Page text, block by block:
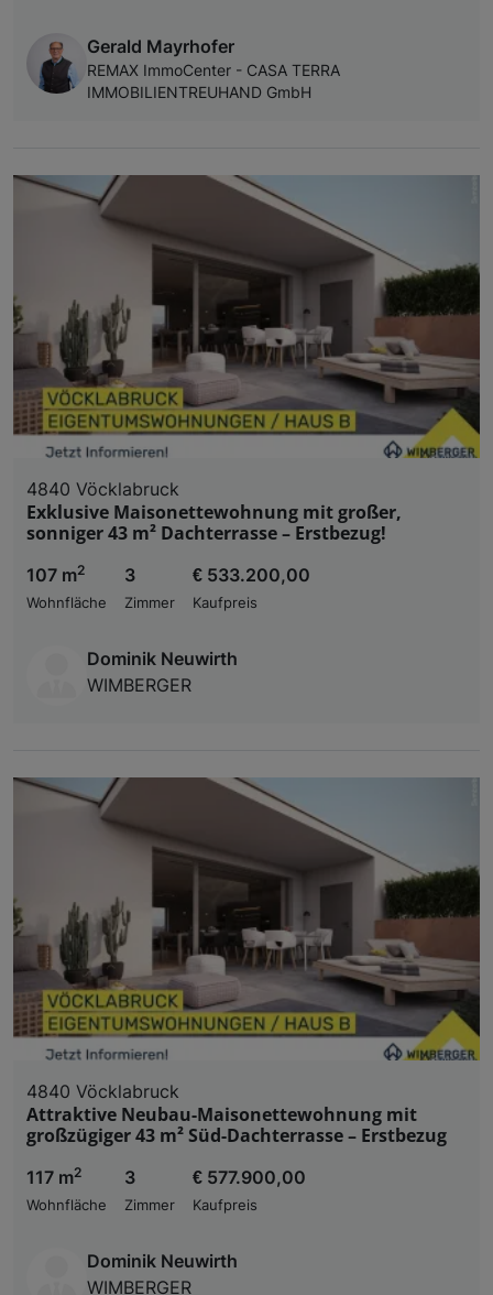
Gerald Mayrhofer
REMAX ImmoCenter - CASA TERRA
IMMOBILIENTREUHAND GmbH
4840 Vöcklabruck
Exklusive Maisonettewohnung mit großer,
sonniger 43 m² Dachterrasse – Erstbezug!
107 m2
Wohnfläche
3
Zimmer
€ 533.200,00
Kaufpreis
Dominik Neuwirth
WIMBERGER
4840 Vöcklabruck
Attraktive Neubau-Maisonettewohnung mit
großzügiger 43 m² Süd-Dachterrasse – Erstbezug
117 m2
Wohnfläche
3
Zimmer
€ 577.900,00
Kaufpreis
Dominik Neuwirth
WIMBERGER